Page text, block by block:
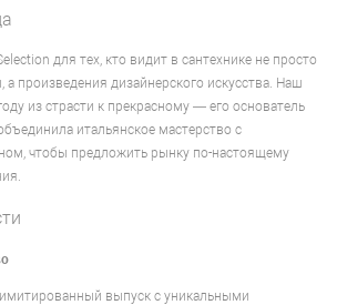
для тех, кто видит в сантехнике не просто
произведения дизайнерского искусства. Наш
из страсти к прекрасному — его основатель
итальянское мастерство с
чтобы предложить рынку по-настоящему
выпуск с уникальными